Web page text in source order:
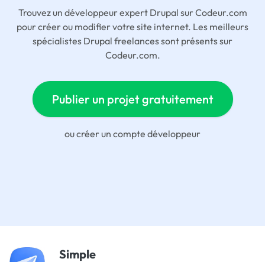
Trouvez un développeur expert Drupal sur Codeur.com
pour créer ou modifier votre site internet. Les meilleurs
spécialistes Drupal freelances sont présents sur
Codeur.com.
Publier un projet gratuitement
oucréer un compte développeur
Simple